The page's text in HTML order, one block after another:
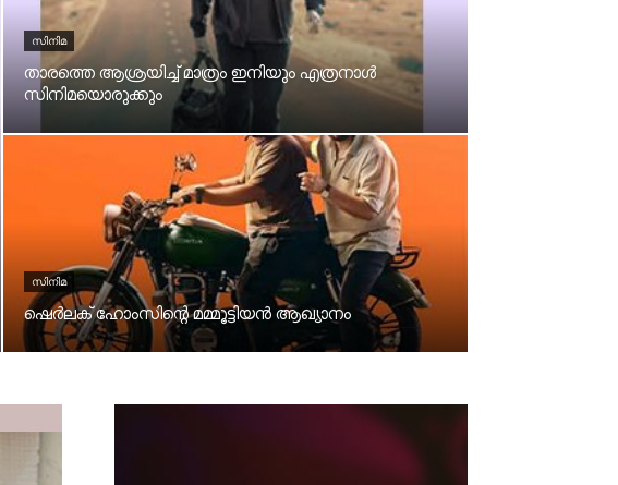
സിനിമ
താരത്തെ ആശ്രയിച്ച്‌ മാത്രം ഇനിയും എത്രനാൾ
സിനിമയൊരുക്കും
സിനിമ
ഷെർലക് ഹോംസിന്റെ മമ്മൂട്ടിയൻ ആഖ്യാനം